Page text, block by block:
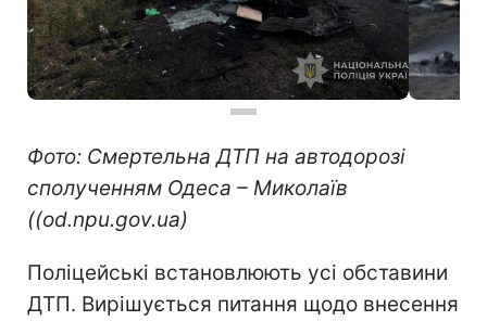
Фото: Смертельна ДТП на автодорозі
сполученням Одеса – Миколаїв
((od.npu.gov.ua)
Поліцейські встановлюють усі обставини
ДТП. Вирішується питання щодо внесення